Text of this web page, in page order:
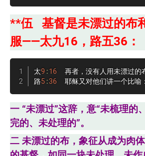
**伍 基督是未漂过的布
服——太九16，路五36：
太9 :16
再者，没有人用未漂过的
路5 :36
耶稣又对他们讲一个比喻
一 “未漂过”这辞，意“未梳理的
完的、未处理的”。
二 未漂过的布，象征从成为肉